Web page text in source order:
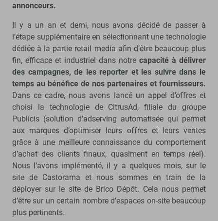
annonceurs.
Il y a un an et demi, nous avons décidé de passer à
l’étape supplémentaire en sélectionnant une technologie
dédiée à la partie retail media afin d’être beaucoup plus
fin, efficace et industriel dans notre capacité à délivrer
des campagnes, de les reporter et les suivre dans le
temps au bénéfice de nos partenaires et fournisseurs.
Dans ce cadre, nous avons lancé un appel d’offres et
choisi la technologie de CitrusAd, filiale du groupe
Publicis (solution d’adserving automatisée qui permet
aux marques d’optimiser leurs offres et leurs ventes
grâce à une meilleure connaissance du comportement
d’achat des clients finaux, quasiment en temps réel).
Nous l’avons implémenté, il y a quelques mois, sur le
site de Castorama et nous sommes en train de la
déployer sur le site de Brico Dépôt. Cela nous permet
d’être sur un certain nombre d’espaces on-site beaucoup
plus pertinents.